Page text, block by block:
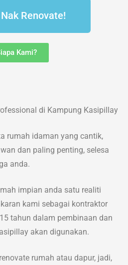
Renovate!
Kami?
di Kampung Kasipillay
rumah idaman yang cantik,
dan paling penting, selesa
anda.
impian anda satu realiti
kami sebagai kontraktor
tahun dalam pembinaan dan
akan digunakan.
rumah atau dapur, jadi,